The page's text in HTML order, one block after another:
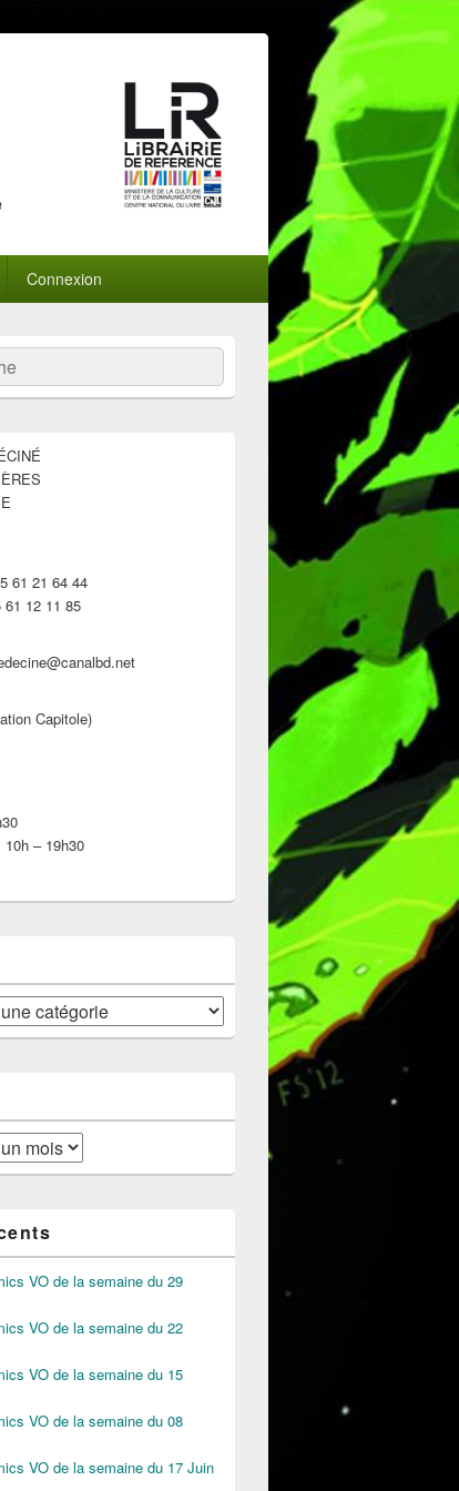
Connexion
61 21 64 44
12 11 85
Capitole)
– 19h30
VO de la semaine du 29
VO de la semaine du 22
VO de la semaine du 15
VO de la semaine du 08
VO de la semaine du 17 Juin